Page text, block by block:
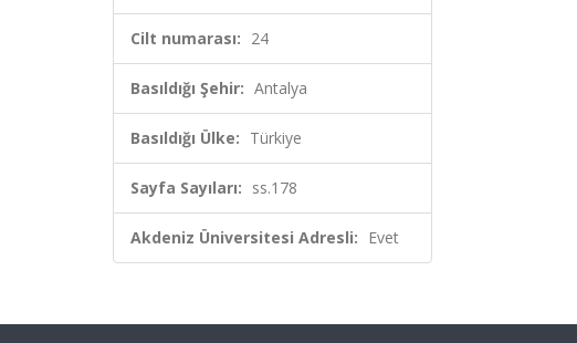
Cilt numarası: 24
Basıldığı Şehir: Antalya
Basıldığı Ülke: Türkiye
Sayfa Sayıları: ss.178
Akdeniz Üniversitesi Adresli: Evet